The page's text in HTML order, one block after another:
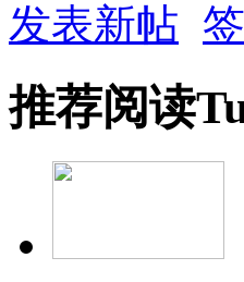
发表新帖
推荐阅读